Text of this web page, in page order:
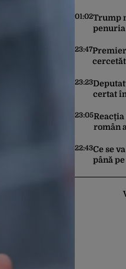
01:02Trump
penuria
nevoie
23:47
virusuri
23:23
certat
23:05Reacția
român
22:43Ce se
până pe